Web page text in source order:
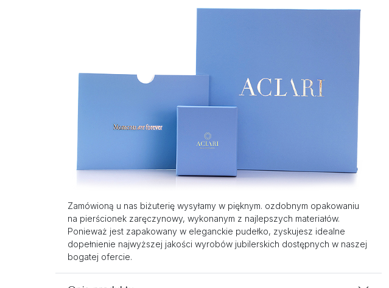
Zamówioną u nas biżuterię wysyłamy w pięknym. ozdobnym opakowaniu
na pierścionek zaręczynowy, wykonanym z najlepszych materiałów.
Ponieważ jest zapakowany w eleganckie pudełko, zyskujesz idealne
dopełnienie najwyższej jakości wyrobów jubilerskich dostępnych w naszej
bogatej ofercie.